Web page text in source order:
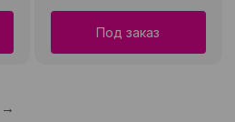
Под заказ
→След.